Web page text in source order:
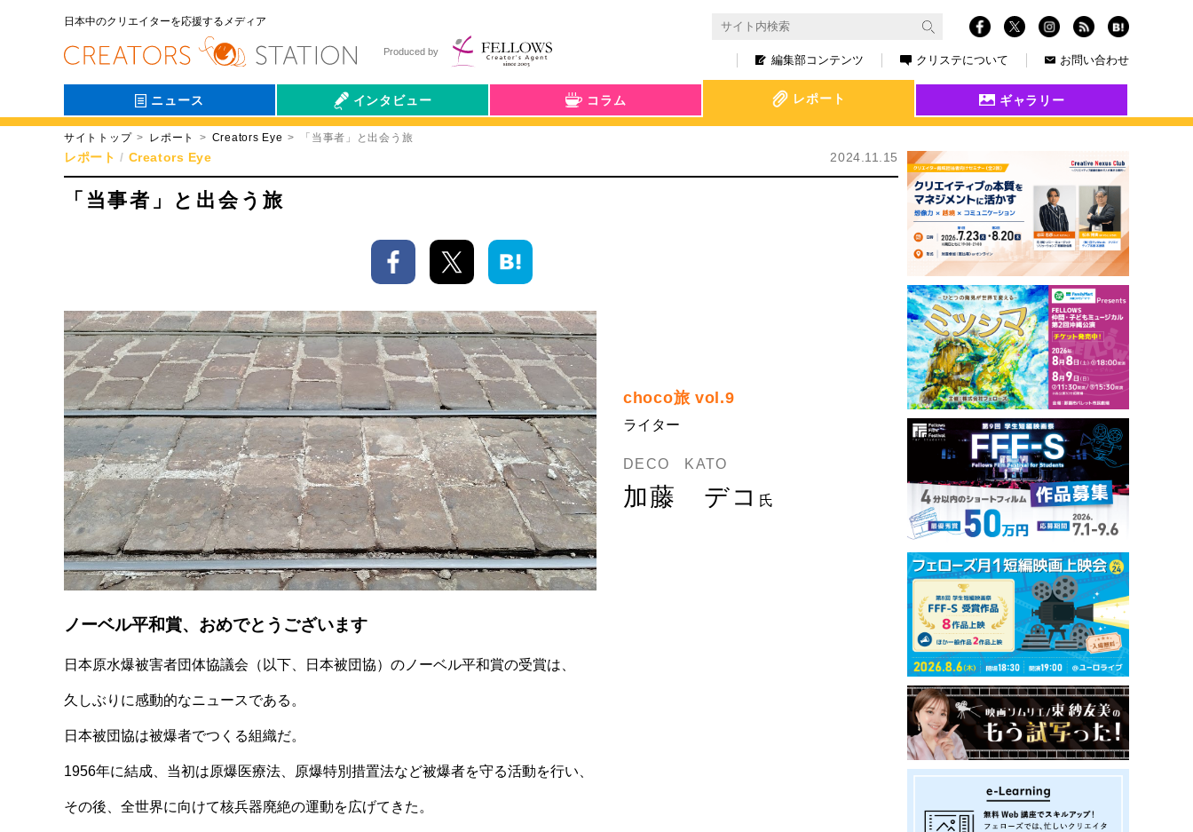
日本中のクリエイターを応援するメディア
編集部コンテンツ クリステについて お問い合わせ
Produced by
ニュース インタビュー
会社伝
コラム レポート ギャラリー
サイトトップ レポート Creators Eye 「当事者」と出会う旅
レポート Creators Eye 2024.11.15
「当事者」と出会う旅
choco旅 vol.9
ライター
DECO KATO
加藤 デコ 氏
ノーベル平和賞、おめでとうございます
日本原水爆被害者団体協議会（以下、日本被団協）のノーベル平和賞の受賞は、
久しぶりに感動的なニュースである。
日本被団協は被爆者でつくる組織だ。
1956年に結成、当初は原爆医療法、原爆特別措置法など被爆者を守る活動を行い、
その後、全世界に向けて核兵器廃絶の運動を広げてきた。